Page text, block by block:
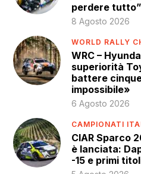
perdere tutto”
8 Agosto 2026
WORLD RALLY
WRC –
superiorità
battere
impossibile»
6 Agosto 2026
CAMPIONATI
CIAR Sparco
è lanciata:
-15 e primi